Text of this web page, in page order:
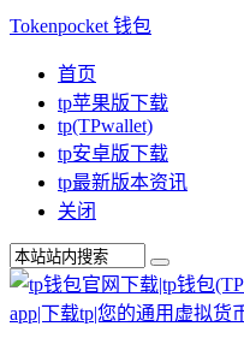
Tokenpocket 钱包
首页
tp苹果版下载
tp(TPwallet)
tp安卓版下载
tp最新版本资讯
关闭